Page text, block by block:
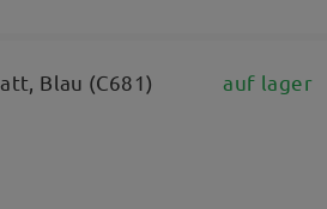
Blau (C681) auf lager